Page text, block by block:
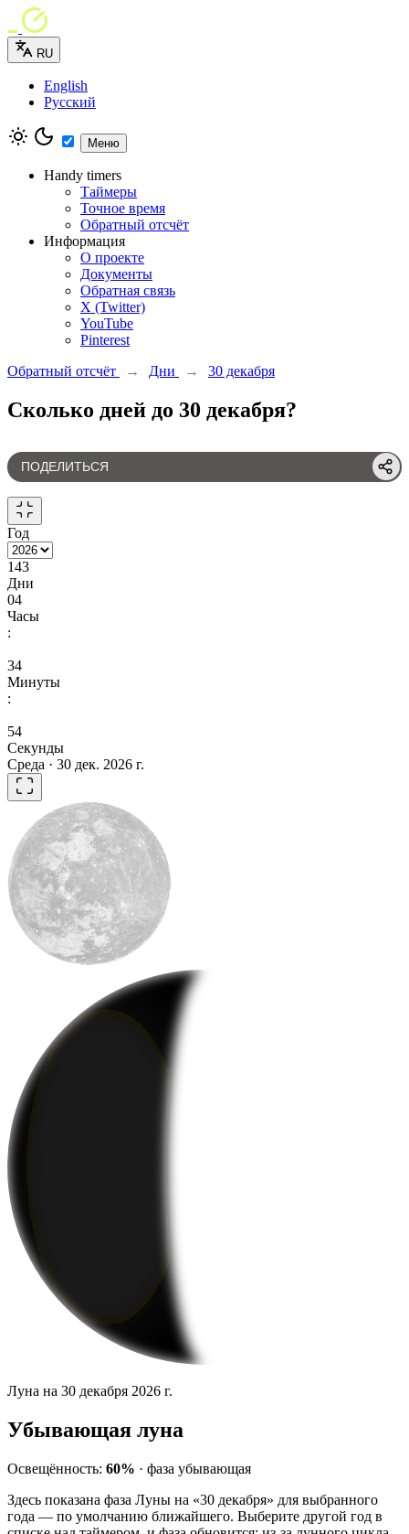
RU
English
Русский
Меню
Handy timers
Таймеры
Точное время
Обратный отсчёт
Информация
О проекте
Документы
Обратная связь
X (Twitter)
YouTube
Pinterest
Обратный отсчёт
→ Дни → 30 декабря
Сколько дней до 30 декабря?
ПОДЕЛИТЬСЯ
Год
143
Дни
04
Часы
:
34
Минуты
:
54
Секунды
Среда · 30 дек. 2026 г.
Луна на 30 декабря 2026 г.
Убывающая луна
Освещённость: 60% · фаза убывающая
Здесь показана фаза Луны на «30 декабря» для выбранного
года — по умолчанию ближайшего. Выберите другой год в